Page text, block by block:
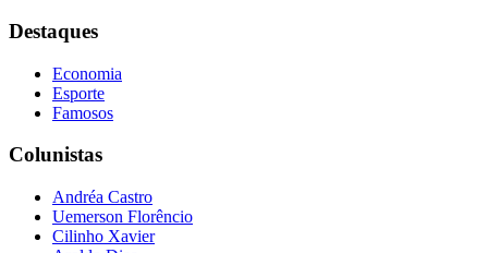
Destaques
Economia
Esporte
Famosos
Colunistas
Andréa Castro
Uemerson Florêncio
Cilinho Xavier